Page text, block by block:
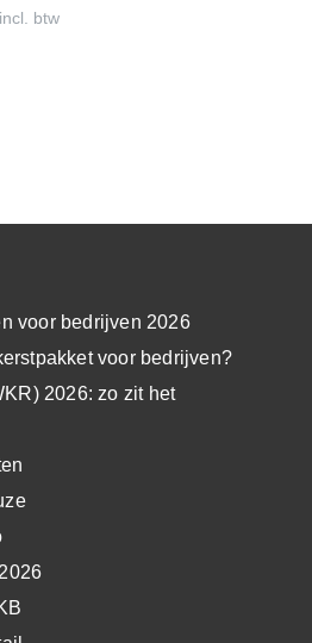
btw
voor bedrijven 2026
voor bedrijven?
2026: zo zit het